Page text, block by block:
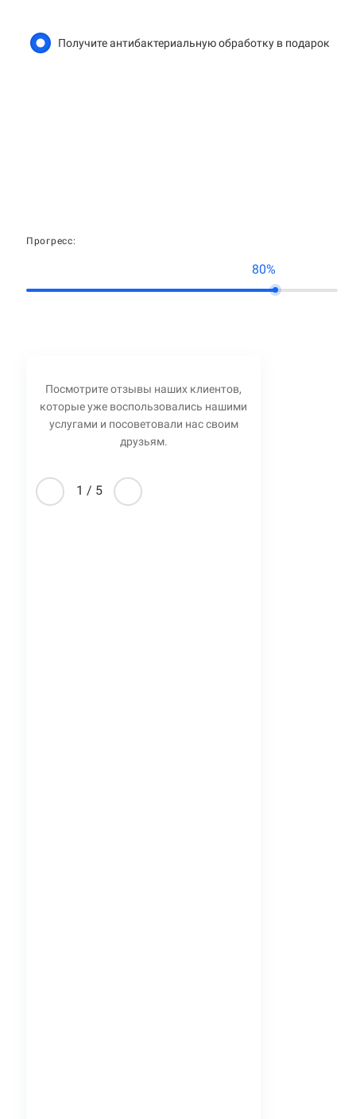
Получите антибактериальную обработку в подарок
Прогресс:
80%
Посмотрите отзывы наших клиентов,
которые уже воспользовались нашими
услугами и посоветовали нас своим
друзьям.
1 / 5